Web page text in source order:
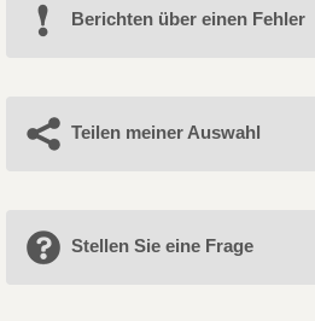
Berichten über einen Fehler
Teilen meiner Auswahl
Stellen Sie eine Frage